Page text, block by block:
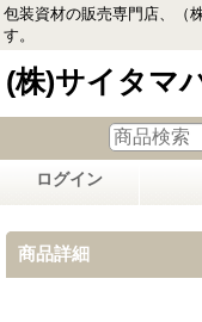
包装資材の販売専門店、（
す。
(株)サイタマ
ログイン
商品詳細